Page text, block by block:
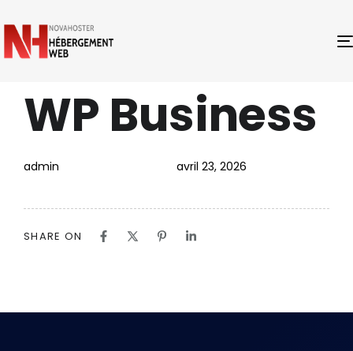
IN:
WP Business
Author
admin
Published
on:
avril 23, 2026
SHARE ON